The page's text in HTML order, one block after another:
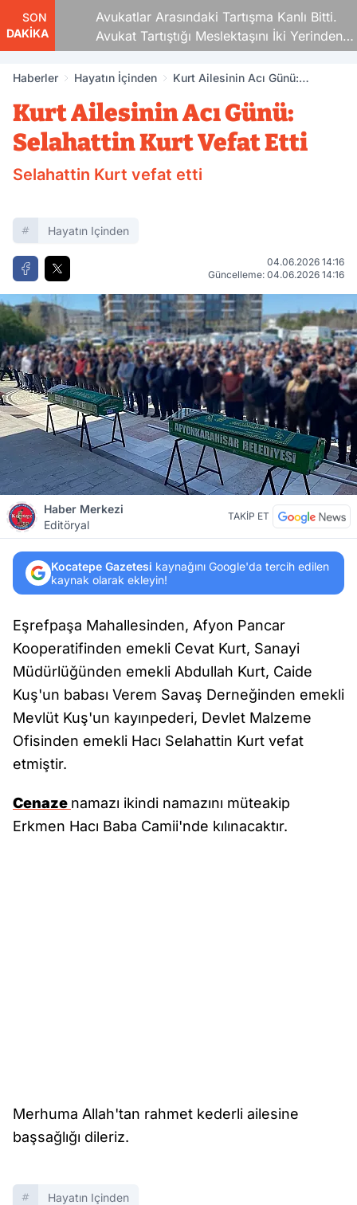
SON
DAKİKA
Avukatlar Arasındaki Tartışma Kanlı Bitti.
Avukat Tartıştığı Meslektaşını İki Yerinden
Vurdu
Haberler Hayatın İçinden
Kurt Ailesinin Acı Günü:
Kurt Ailesinin Acı Günü:
Selahattin Kurt Vefat Etti
Selahattin Kurt vefat etti
Hayatın Içinden
04.06.2026 14:16
Güncelleme: 04.06.2026 14:16
Haber Merkezi
Editöryal
TAKİP ET
Kocatepe Gazetesi kaynağını Google'da tercih edilen
kaynak olarak ekleyin!
Eşrefpaşa Mahallesinden, Afyon Pancar
Kooperatifinden emekli Cevat Kurt, Sanayi
Müdürlüğünden emekli Abdullah Kurt, Caide
Kuş'un babası Verem Savaş Derneğinden emekli
Mevlüt Kuş'un kayınpederi, Devlet Malzeme
Ofisinden emekli Hacı Selahattin Kurt vefat
etmiştir.
Cenaze namazı ikindi namazını müteakip
Erkmen Hacı Baba Camii'nde kılınacaktır.
Merhuma Allah'tan rahmet kederli ailesine
başsağlığı dileriz.
Hayatın Içinden